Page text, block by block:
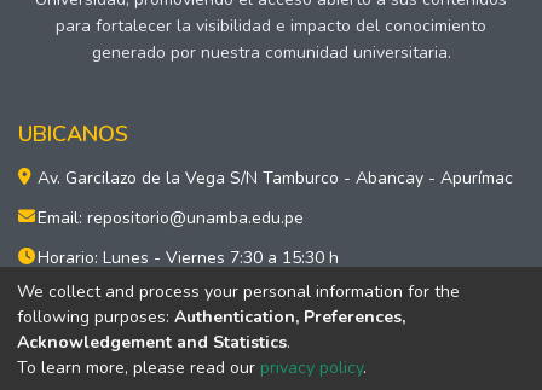
para fortalecer la visibilidad e impacto del conocimiento
generado por nuestra comunidad universitaria.
UBICANOS
Av. Garcilazo de la Vega S/N Tamburco - Abancay - Apurímac
Email: repositorio@unamba.edu.pe
Horario: Lunes - Viernes 7:30 a 15:30 h
ACCESOS RÁPIDOS
Reglamento de repositorio
Formatos y otros
We collect and process your personal information for the
following purposes: Authentication, Preferences,
Acknowledgement and Statistics.
To learn more, please read our privacy policy.